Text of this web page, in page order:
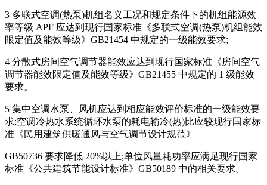
3 多联式空调(热泵)机组名义工况和规定条件下的机组能源效
率等级 APF 应达到现行国家标准《多联式空调(热泵)机组能效
限定值及能效等级》GB21454 中规定的一级能效要求;
4 分散式房间空气调节器能效应达到现行国家标准《房间空气
调节器能效限定值及能效等级》GB21455 中规定的 1 级能效
要求。
5 集中空调水泵、风机应达到相应能效评价标准的一级能效要
求;空调冷热水系统循环水泵的耗电输冷(热)比应较现行国家标
准《民用建筑供暖通风与空气调节设计规范》
GB50736 要求降低 20%以上;单位风量耗功率应满足现行国家
标准《公共建筑节能设计标准》GB50189 中的相关要求。